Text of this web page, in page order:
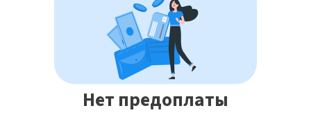
Нет предоплаты